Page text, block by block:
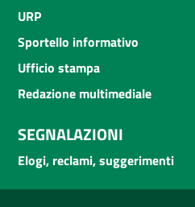
URP
Sportello informativo
Ufficio stampa
Redazione multimediale
SEGNALAZIONI
Elogi, reclami, suggerimenti